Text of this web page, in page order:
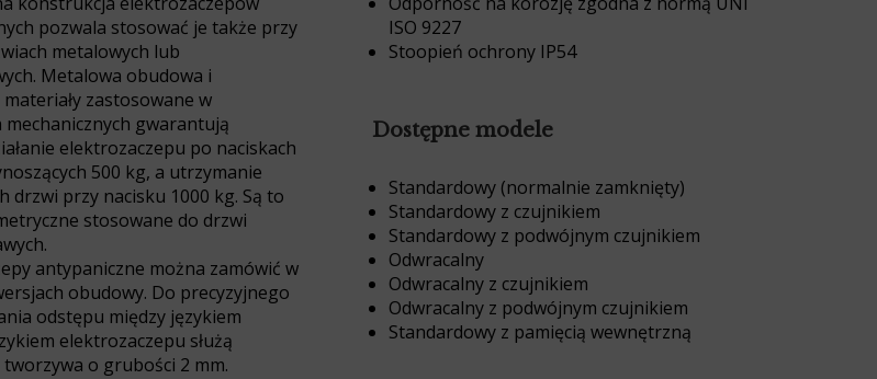
pozwala stosować je także przy
metalowych lub
Metalowa obudowa i
materiały zastosowane w
mechanicznych gwarantują
elektrozaczepu po naciskach
500 kg, a utrzymanie
drzwi przy nacisku 1000 kg. Są to
stosowane do drzwi
antypaniczne można zamówić w
obudowy. Do precyzyjnego
odstępu między językiem
elektrozaczepu służą
tworzywa o grubości 2 mm.
ISO 9227
Stoopień ochrony IP54
Dostępne modele
Standardowy (normalnie zamknięty)
Standardowy z czujnikiem
Standardowy z podwójnym czujnikiem
Odwracalny
Odwracalny z czujnikiem
Odwracalny z podwójnym czujnikiem
Standardowy z pamięcią wewnętrzną